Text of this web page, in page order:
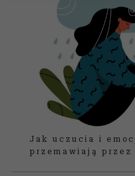
Wykorzystujemy pliki cookie do
i reklam, aby oferować funkcje
analizować ruch w naszej witrynie.
korzystasz z naszej witryny,
społecznościowym, reklamowym i
Partnerzy mogą połączyć te
otrzymanymi od Ciebie lub
korzystania z ich usług.
Jak uczucia i
przemawiają przez